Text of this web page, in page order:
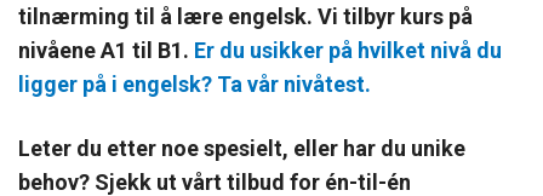
tilnærming til å lære engelsk. Vi tilbyr kurs på
nivåene A1 til B1. Er du usikker på hvilket nivå du
ligger på i engelsk? Ta vår nivåtest.
Leter du etter noe spesielt, eller har du unike
behov? Sjekk ut vårt tilbud for én-til-én